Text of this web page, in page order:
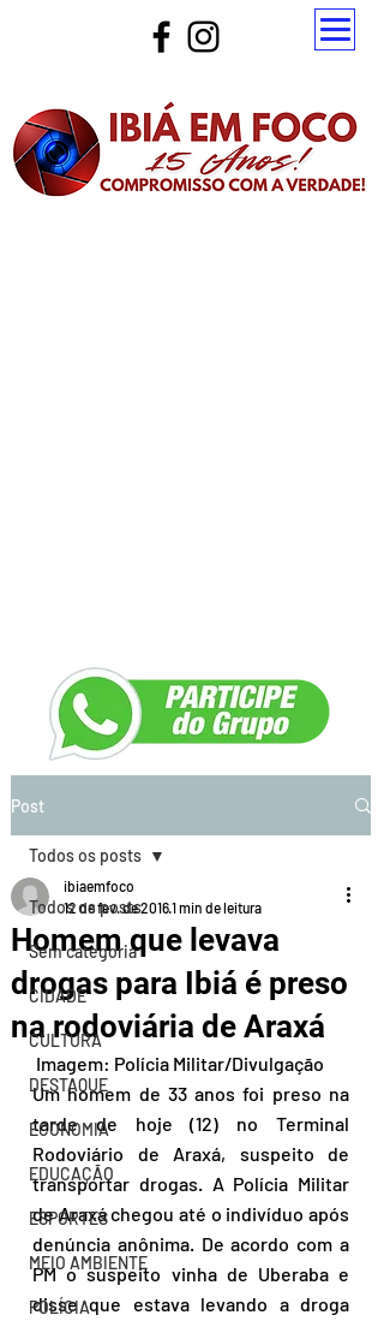
Post
Todos os posts
Sem categoria
CIDADE
CULTURA
DESTAQUE
ECONOMIA
EDUCAÇÃO
ESPORTES
MEIO AMBIENTE
POLÍCIA
Todos os posts
Homem que levava
drogas para Ibiá é preso
na rodoviária de Araxá
ibiaemfoco
12 de fev. de 20161 min de leitura
Imagem: Polícia Militar/Divulgação
Um homem de 33 anos foi preso na
tarde de hoje (12) no Terminal
Rodoviário de Araxá, suspeito de
transportar drogas. A Polícia Militar
de Araxá chegou até o indivíduo após
denúncia anônima. De acordo com a
PM o suspeito vinha de Uberaba e
disse que estava levando a droga